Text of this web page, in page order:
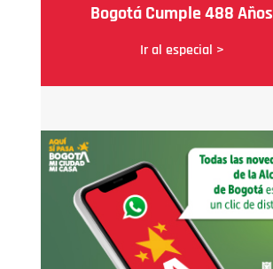
Bogotá Cumple 488 Años
Ir al especial >